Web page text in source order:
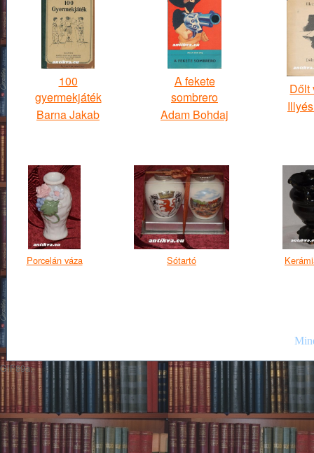
100
gyermekjáték
Barna Jakab
A fekete
sombrero
Adam Bohdaj
Dőlt
Porcelán váza Sótartó
GIF89a;